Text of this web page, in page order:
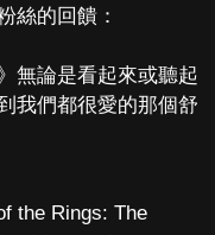
絲的回饋：
無論是看起來或聽起
我們都很愛的那個舒
the Rings: The